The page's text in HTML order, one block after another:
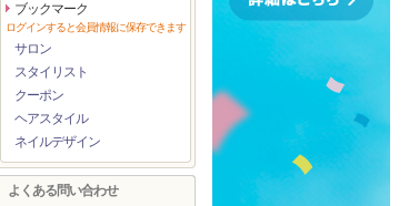
ブックマーク
ログインすると会員情報に保存できます
サロン
スタイリスト
クーポン
ヘアスタイル
ネイルデザイン
よくある問い合わせ